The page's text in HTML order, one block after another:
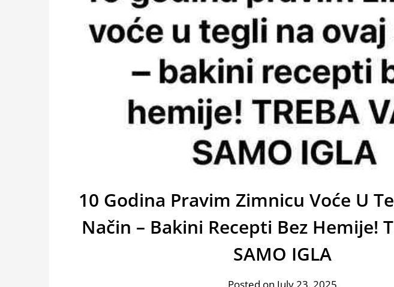
10 Godina Pravim Zimnicu Voće U
Način – Bakini Recepti Bez Hemije!
SAMO IGLA